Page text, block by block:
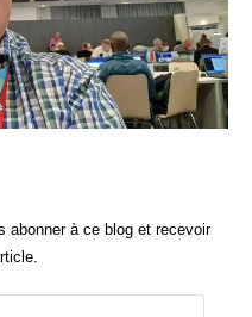
abonner à ce blog et recevoir